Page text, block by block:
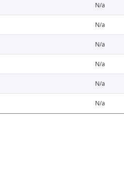
N/a
N/a
N/a
N/a
N/a
N/a